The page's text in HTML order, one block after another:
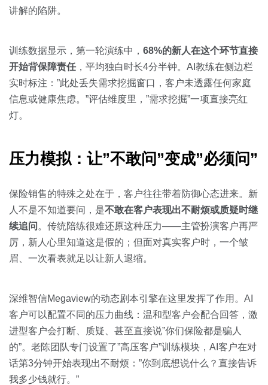
讲解的陷阱。
训练数据显示，第一轮演练中， 68%的新人在这个环节直接
开始背保障责任 ，平均独白时长4分半钟。AI教练在侧边栏
实时标注：”此处丢失需求挖掘窗口，客户未透露任何家庭
信息或健康焦虑。”评估维度里，”需求挖掘”一项直接亮红
灯。
压力模拟：让”不敢问”变成”必须问”
保险销售的特殊之处在于，客户往往带着防御心态进来。新
人不是不知道要问，是不敢在客户表现出不耐烦或质疑时继
续追问 。传统陪练很难还原这种压力——主管扮演客户再严
厉，新人心里知道这是假的；但面对真实客户时，一个皱
眉、一次看表就足以让新人退缩。
深维智信Megaview的动态剧本引擎在这里发挥了作用。AI
客户可以配置不同的压力曲线：温和型客户会配合回答，激
进型客户会打断、质疑、甚至直接说”你们保险都是骗人
的”。老陈团队专门设置了”高压客户”训练模块，AI客户在对
话第3分钟开始表现出不耐烦：”你到底想说什么？直接告诉
我多少钱就行。”